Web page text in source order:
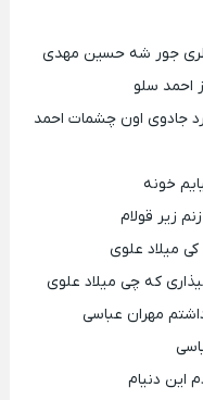
جور شه حسین مهدی
احمد سلو
جادوی اون چشمات احمد
خونه
زیر قولام
میلاد علوی
که چی میلاد علوی
مهران عباسی
این دنیام